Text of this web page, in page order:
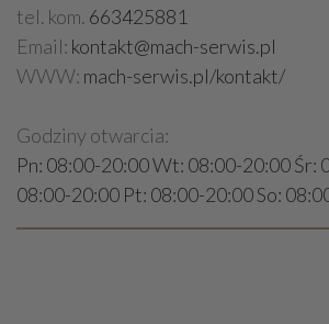
tel. kom. 663425881
Email: kontakt@mach-serwis.pl
WWW: mach-serwis.pl/kontakt/
Godziny otwarcia:
Pn: 08:00-20:00 Wt: 08:00-20:00 Śr:
08:00-20:00 Pt: 08:00-20:00 So: